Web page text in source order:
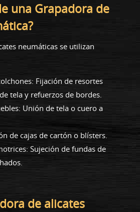
una Grapadora de
neumáticas se utilizan
Fijación de resortes
tela y refuerzos de bordes.
Unión de tela o cuero a
de cajas de cartón o blísters.
Sujeción de fundas de
de alicates